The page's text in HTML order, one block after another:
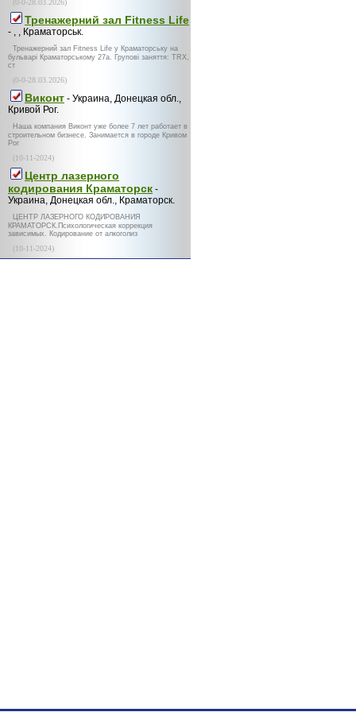
(0-0-28.03.2026)
Тренажерний зал Fitness Life
- , , Краматорськ.
Тренажерний зал Fitness Life у Краматорську на
бульварі Краматорському 27а. Групові заняття: TRX,
ст
(0-0-28.03.2026)
Виконт - Украина, Донецкая обл.,
Кривой Рог.
Наша компания Виконт уже более 7 лет работает в
строительном бизнесе. Занимается в городе Кривом
Рог
(10-11-2024)
Центр лазерного
кодирования Краматорск -
Украина, Донецкая обл., Краматорск.
ЦЕНТР ЛАЗЕРНОГО КОДИРОВАНИЯ
КРАМАТОРСК.Психологическая коррекция
зависимых. Кодирование от алкоголиз
(10-11-2024)